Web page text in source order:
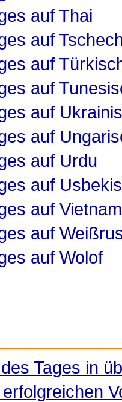
auf Thai
auf
auf
auf
auf
auf
auf Urdu
auf
auf
auf
auf Wolof
Tages in